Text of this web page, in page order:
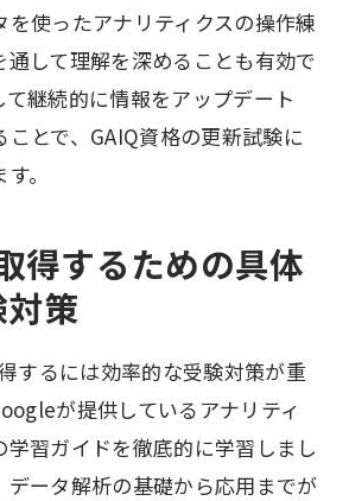
を使ったアナリティクスの操作練
通して理解を深めることも有効で
継続的に情報をアップデート
ことで、GAIQ資格の更新試験に
。
得するための具体
策
するには効率的な受験対策が重
が提供しているアナリティ
学習ガイドを徹底的に学習しまし
データ解析の基礎から応用までが